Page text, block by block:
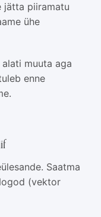
jätta piiramatu
ühe
muuta aga
enne
Saatma
(vektor